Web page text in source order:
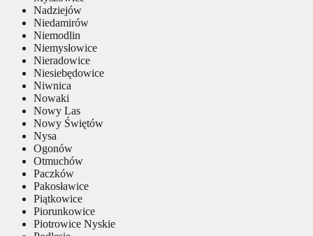
Nadziejów
Niedamirów
Niemodlin
Niemysłowice
Nieradowice
Niesiebędowice
Niwnica
Nowaki
Nowy Las
Nowy Świętów
Nysa
Ogonów
Otmuchów
Paczków
Pakosławice
Piątkowice
Piorunkowice
Piotrowice Nyskie